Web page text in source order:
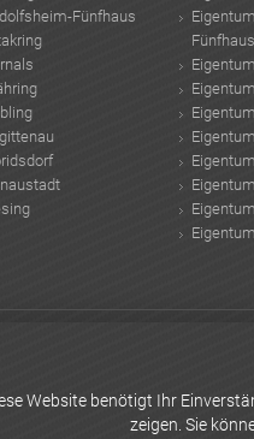
Fünfhaus
Fünfhaus
Website benötigt Ihr
zeigen. Sie